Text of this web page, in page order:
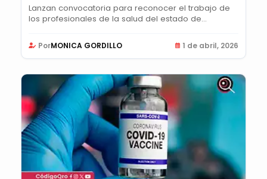
Lanzan convocatoria para reconocer el trabajo de
los profesionales de la salud del estado de...
PorMONICA GORDILLO 1 de abril, 2026